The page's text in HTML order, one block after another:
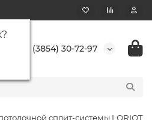
?
+7 (3854) 30-72-97
сплит-системы LORIOT